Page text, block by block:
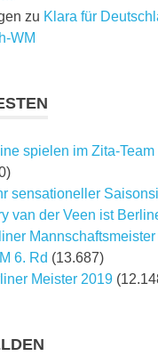
zu Klara für
WM
spielen im Zita-
sensationeller
van der Veen ist
Mannschaftsmeister
6. Rd (13.687)
Meister 2019